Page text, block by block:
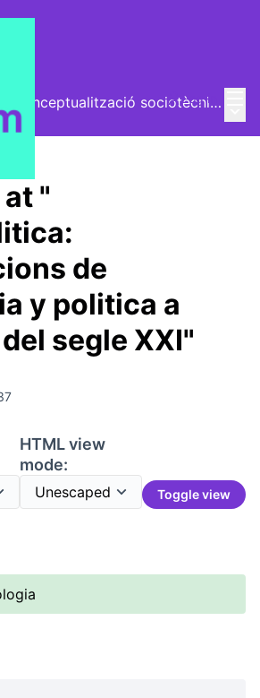
Log inEl Vector (vector de conceptualització sociotècnica)
"
de
y politica a
segle XXI"
HTML view
mode:
Toggle view